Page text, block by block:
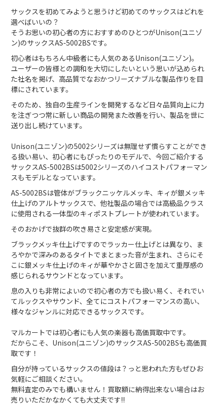
サックスを初めてみようと思うけど初めてのサックスはどれを
選べばいいの？
そうお思いの初心者の方におすすめのひとつがUnison(ユニゾ
ン)のサックスAS-5002BSです。
初心者はもちろん中級者にも人気のあるUnison(ユニゾン)。
ユーザーの皆様との調和を大切にしたいという思いが込められ
た社名を掲げ、高品質でなおかつリーズナブルな製品作りを目
標にされています。
そのため、独自の生産ラインを開発するなど日々品質向上に力
を注ぎつつ常に新しい商品の開発また改善を行い、製品を世に
送り出し続けています。
Unison(ユニゾン)の5002シリーズは無理せず慣らすことができ
る扱い易い、初心者にもぴったりのモデルで、今回ご紹介する
サックスAS-5002BSは5002シリーズのハイコストパフォーマン
スもモデルとなっています。
AS-5002BSは管体がブラックニッケルメッキ、キィが銀メッキ
仕上げのアルトサックスで、他社製品の場合では高級品クラス
に使用される一体型のキィポストプレートが使われています。
そのおかげで抜群の吹き易さと安定感が実現。
ブラックメッキ仕上げですのでラッカー仕上げとは異なり、ま
ろやかで深みのあるタイトでまとまった音が生まれ、さらにそ
こに銀メッキ仕上げのキィが華やかさと固さを加えて重厚感の
感じられるサウンドとなっています。
息の入りも非常によいので初心者の方でも扱い易く、それでい
てルックスやサウンド、全てにコストパフォーマンスの高い、
様々なジャンルに対応できるサックスです。
マルカートでは初心者にも人気の楽器も高価買取中です。
だからこそ、Unison(ユニゾン)のサックスAS-5002BSも高価買
取です！
自分が持っているサックスの値段は？っと思われた方もぜひお
気軽にご相談ください。
無料査定のみでも構いません！買取額に納得出来ない場合はお
売りいただかなかくても大丈夫です!!